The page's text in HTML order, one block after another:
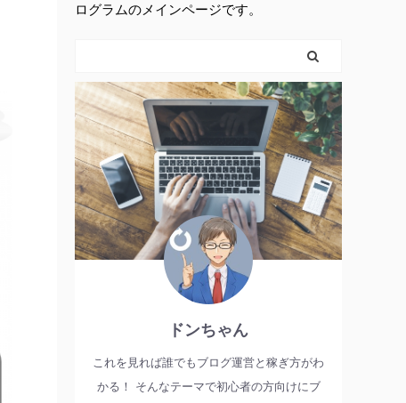
ログラムのメインページです。
ドンちゃん
これを見れば誰でもブログ運営と稼ぎ方がわ
かる！ そんなテーマで初心者の方向けにブ